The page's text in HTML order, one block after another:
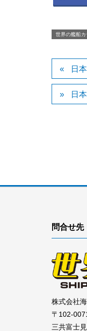
世界の艦船カ
日
日
問合せ先
株式会社
〒102-
三共富士